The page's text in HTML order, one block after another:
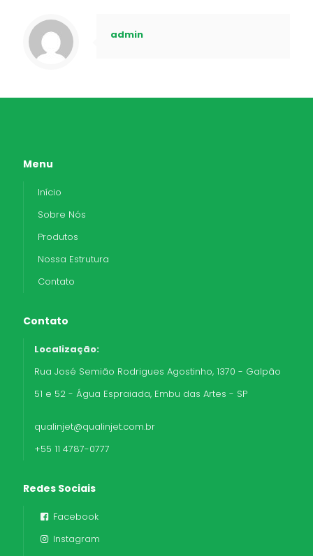
admin
Menu
Início
Sobre Nós
Produtos
Nossa Estrutura
Contato
Contato
Localização:
Rua José Semião Rodrigues Agostinho, 1370 - Galpão
51 e 52 - Água Espraiada, Embu das Artes - SP
qualinjet@qualinjet.com.br
+55 11 4787-0777
Redes Sociais
Facebook
Instagram